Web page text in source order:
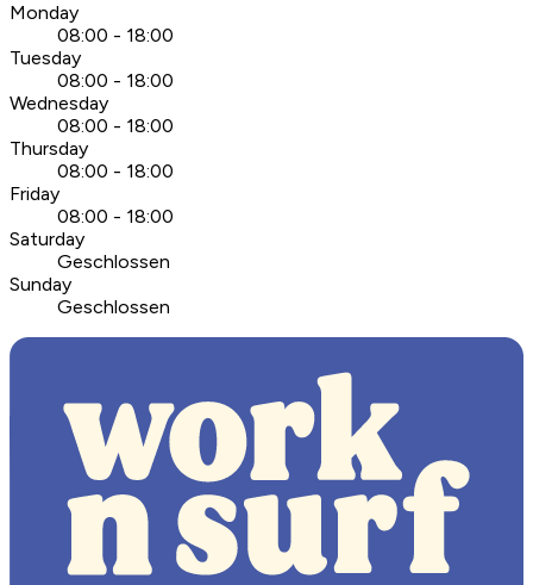
Monday
08:00 - 18:00
Tuesday
08:00 - 18:00
Wednesday
08:00 - 18:00
Thursday
08:00 - 18:00
Friday
08:00 - 18:00
Saturday
Geschlossen
Sunday
Geschlossen